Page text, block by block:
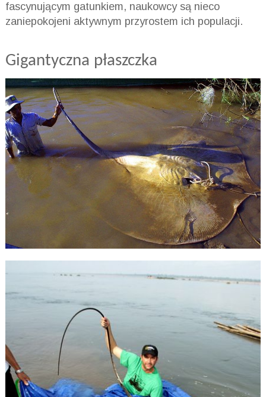
fascynującym gatunkiem, naukowcy są nieco
zaniepokojeni aktywnym przyrostem ich populacji.
Gigantyczna płaszczka